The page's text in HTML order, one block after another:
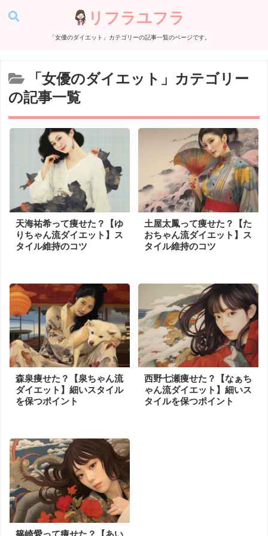
リフラユフラ
「女優のダイエット」カテゴリーの記事一覧のページです。
「女優のダイエット」カテゴリー
の記事一覧
天海祐希って痩せた？【ゆ
りちゃん流ダイエット】ス
タイル維持のコツ
土屋太鳳って痩せた？【た
おちゃん流ダイエット】ス
タイル維持のコツ
森泉痩せた？【泉ちゃん流
ダイエット】細いスタイル
を保つポイント
西野七瀬痩せた？【なぁち
ゃん流ダイエット】細いス
タイルを保つポイント